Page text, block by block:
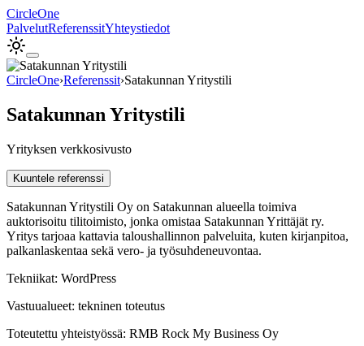
CircleOne
PalvelutReferenssitYhteystiedot
CircleOne›Referenssit›Satakunnan Yritystili
Satakunnan Yritystili
Yrityksen verkkosivusto
Kuuntele referenssi
Satakunnan Yritystili Oy on Satakunnan alueella toimiva
auktorisoitu tilitoimisto, jonka omistaa Satakunnan Yrittäjät ry.
Yritys tarjoaa kattavia taloushallinnon palveluita, kuten kirjanpitoa,
palkanlaskentaa sekä vero- ja työsuhdeneuvontaa.
Tekniikat: WordPress
Vastuualueet: tekninen toteutus
Toteutettu yhteistyössä: RMB Rock My Business Oy